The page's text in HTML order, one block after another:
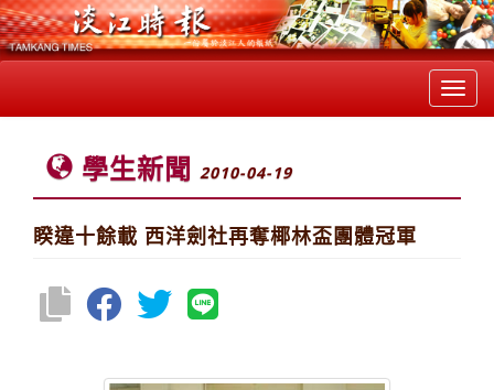
學生新聞 2010-04-19
睽違十餘載 西洋劍社再奪椰林盃團體冠軍